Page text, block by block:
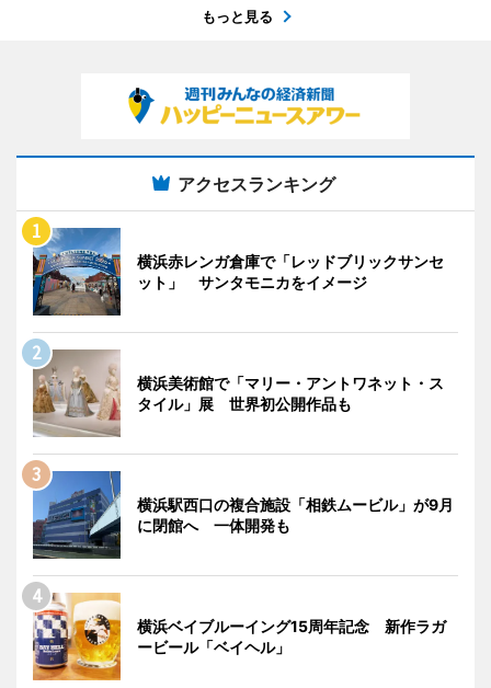
もっと見る
アクセスランキング
横浜赤レンガ倉庫で「レッドブリックサンセ
ット」 サンタモニカをイメージ
横浜美術館で「マリー・アントワネット・ス
タイル」展 世界初公開作品も
横浜駅西口の複合施設「相鉄ムービル」が9月
に閉館へ 一体開発も
横浜ベイブルーイング15周年記念 新作ラガ
ービール「ベイヘル」